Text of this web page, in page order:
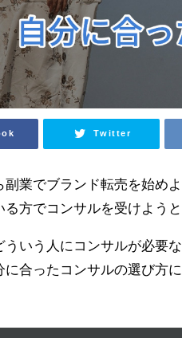
Twitter
副業でブランド転売を始め
る方でコンサルを受けよう
ういう人にコンサルが必要
に合ったコンサルの選び方